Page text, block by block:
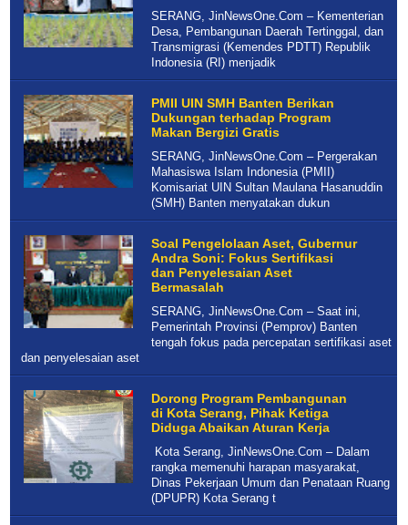
SERANG, JinNewsOne.Com – Kementerian
Desa, Pembangunan Daerah Tertinggal, dan
Transmigrasi (Kemendes PDTT) Republik
Indonesia (RI) menjadik
PMII UIN SMH Banten Berikan
Dukungan terhadap Program
Makan Bergizi Gratis
SERANG, JinNewsOne.Com – Pergerakan
Mahasiswa Islam Indonesia (PMII)
Komisariat UIN Sultan Maulana Hasanuddin
(SMH) Banten menyatakan dukun
Soal Pengelolaan Aset, Gubernur
Andra Soni: Fokus Sertifikasi
dan Penyelesaian Aset
Bermasalah
SERANG, JinNewsOne.Com – Saat ini,
Pemerintah Provinsi (Pemprov) Banten
tengah fokus pada percepatan sertifikasi aset
dan penyelesaian aset
Dorong Program Pembangunan
di Kota Serang, Pihak Ketiga
Diduga Abaikan Aturan Kerja
Kota Serang, JinNewsOne.Com – Dalam
rangka memenuhi harapan masyarakat,
Dinas Pekerjaan Umum dan Penataan Ruang
(DPUPR) Kota Serang t